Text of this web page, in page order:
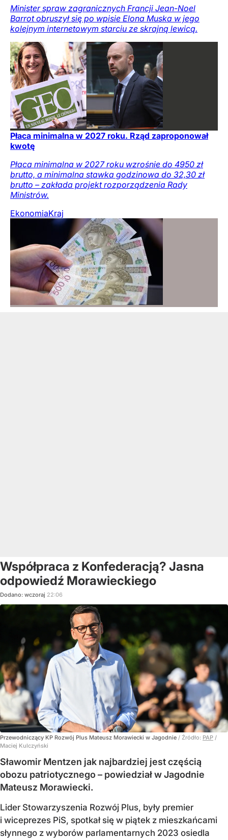
Minister spraw zagranicznych Francji Jean-Noel
Barrot obruszył się po wpisie Elona Muska w jego
kolejnym internetowym starciu ze skrajną lewicą.
Płaca minimalna w 2027 roku. Rząd zaproponował
kwotę
Płaca minimalna w 2027 roku wzrośnie do 4950 zł
brutto, a minimalna stawka godzinowa do 32,30 zł
brutto – zakłada projekt rozporządzenia Rady
Ministrów.
EkonomiaKraj
Współpraca z Konfederacją? Jasna
odpowiedź Morawieckiego
Dodano: wczoraj 22:06
Przewodniczący KP Rozwój Plus Mateusz Morawiecki w Jagodnie / Źródło: PAP /
Maciej Kulczyński
Sławomir Mentzen jak najbardziej jest częścią
obozu patriotycznego – powiedział w Jagodnie
Mateusz Morawiecki.
Lider Stowarzyszenia Rozwój Plus, były premier
i wiceprezes PiS, spotkał się w piątek z mieszkańcami
słynnego z wyborów parlamentarnych 2023 osiedla